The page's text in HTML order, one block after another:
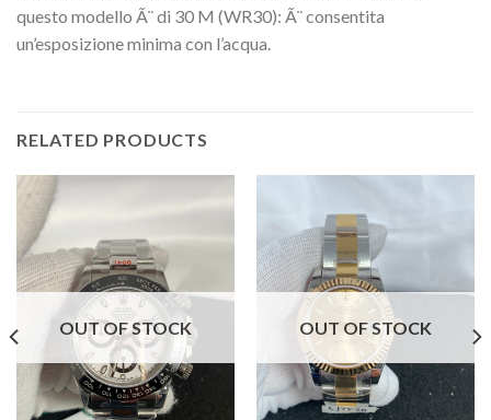
questo modello Ã¨ di 30 M (WR30): Ã¨ consentita
un’esposizione minima con l’acqua.
RELATED PRODUCTS
OUT OF STOCK OUT OF STOCK